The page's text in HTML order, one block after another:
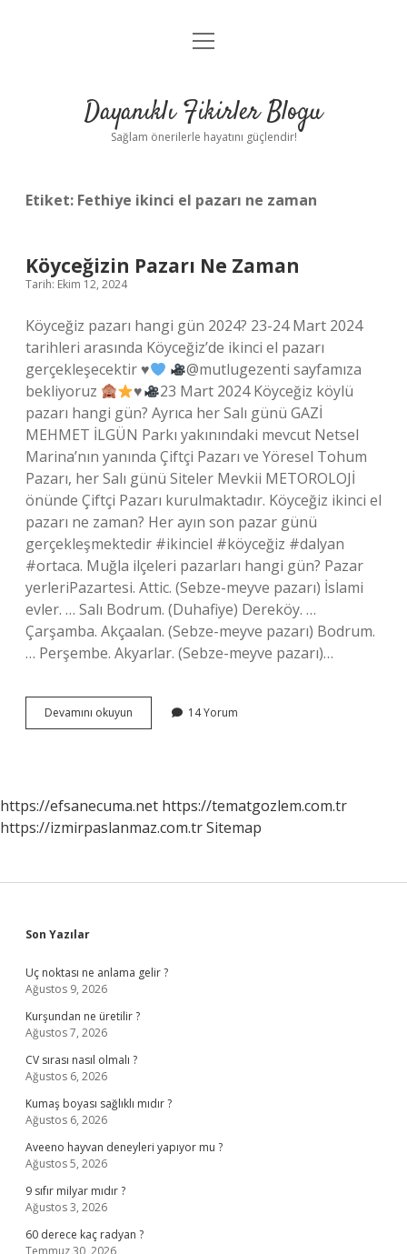
Anasayfa
Yasal Uyarı
menüyü
Dayanıklı Fikirler Blogu
Sağlam önerilerle hayatını güçlendir!
Etiket: Fethiye ikinci el pazarı ne zaman
Köyceğizin Pazarı Ne Zaman
Tarih: Ekim 12, 2024
Köyceğiz pazarı hangi gün 2024? 23-24 Mart 2024
tarihleri ​​arasında Köyceğiz’de ikinci el pazarı
gerçekleşecektir ♥️
@mutlugezenti sayfamıza
bekliyoruz
♥️
23 Mart 2024 Köyceğiz köylü
pazarı hangi gün? Ayrıca her Salı günü GAZİ
MEHMET İLGÜN Parkı yakınındaki mevcut Netsel
Marina’nın yanında Çiftçi Pazarı ve Yöresel Tohum
Pazarı, her Salı günü Siteler Mevkii METOROLOJİ
önünde Çiftçi Pazarı kurulmaktadır. Köyceğiz ikinci el
pazarı ne zaman? Her ayın son pazar günü
gerçekleşmektedir #ikinciel #köyceğiz #dalyan
#ortaca. Muğla ilçeleri pazarları hangi gün? Pazar
yerleriPazartesi. Attic. (Sebze-meyve pazarı) İslami
evler. … Salı Bodrum. (Duhafiye) Dereköy. …
Çarşamba. Akçaalan. (Sebze-meyve pazarı) Bodrum.
… Perşembe. Akyarlar. (Sebze-meyve pazarı)…
Devamını okuyun Köyceğizin
Pazarı
14 Yorum
https://efsanecuma.net https://tematgozlem.com.tr
https://izmirpaslanmaz.com.trSitemap
Sidebar
Son Yazılar
Uç noktası ne anlama gelir ?
Ağustos 9, 2026
Kurşundan ne üretilir ?
Ağustos 7, 2026
CV sırası nasıl olmalı ?
Ağustos 6, 2026
Kumaş boyası sağlıklı mıdır ?
Ağustos 6, 2026
Aveeno hayvan deneyleri yapıyor mu ?
Ağustos 5, 2026
9 sıfır milyar mıdır ?
Ağustos 3, 2026
60 derece kaç radyan ?
Temmuz 30, 2026